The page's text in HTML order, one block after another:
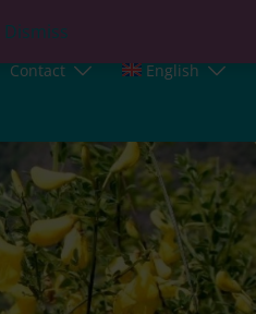
Dismiss
Contact English